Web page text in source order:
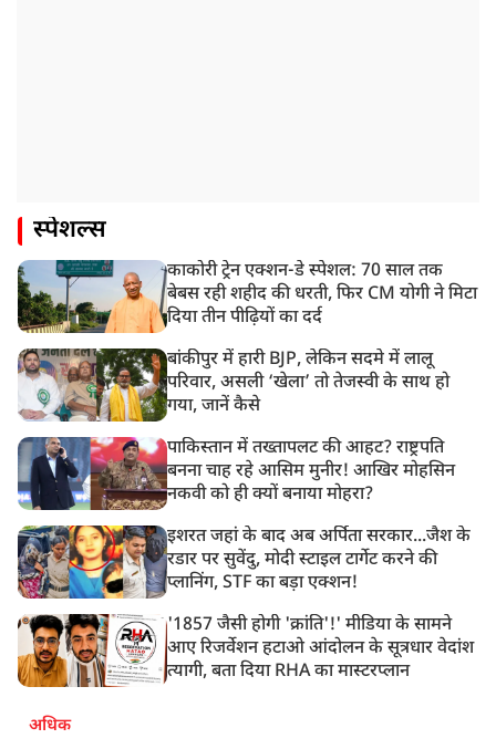
स्पेशल्स
काकोरी ट्रेन एक्शन-डे स्पेशल: 70 साल तक
बेबस रही शहीद की धरती, फिर CM योगी ने मिटा
दिया तीन पीढ़ियों का दर्द
बांकीपुर में हारी BJP, लेकिन सदमे में लालू
परिवार, असली ‘खेला’ तो तेजस्वी के साथ हो
गया, जानें कैसे
पाकिस्तान में तख्तापलट की आहट? राष्ट्रपति
बनना चाह रहे आसिम मुनीर! आखिर मोहसिन
नकवी को ही क्यों बनाया मोहरा?
इशरत जहां के बाद अब अर्पिता सरकार...जैश के
रडार पर सुवेंदु, मोदी स्टाइल टार्गेट करने की
प्लानिंग, STF का बड़ा एक्शन!
'1857 जैसी होगी 'क्रांति'!' मीडिया के सामने
आए रिजर्वेशन हटाओ आंदोलन के सूत्रधार वेदांश
त्यागी, बता दिया RHA का मास्टरप्लान
अधिक